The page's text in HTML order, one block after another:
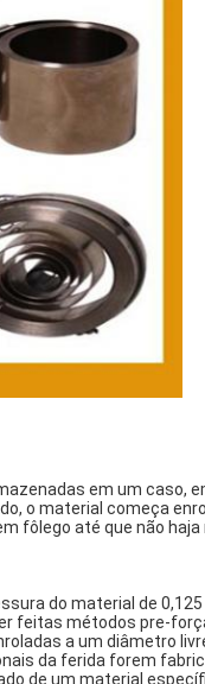
em um caso,
o material começa
fôlego até que não haja
do material de
feitas métodos pre-
a um diâmetro
da ferida forem
de um material